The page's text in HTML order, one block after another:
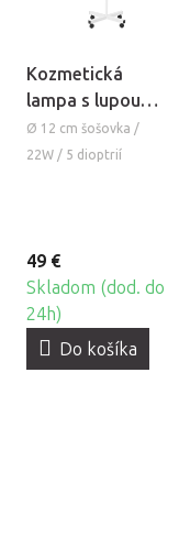
Kozmetická
lampa s lupou
BeautyOne S4 so
stojanom
Ø 12 cm šošovka /
22W / 5 dioptrií
49 €
Skladom (dod. do
24h)
Do košíka